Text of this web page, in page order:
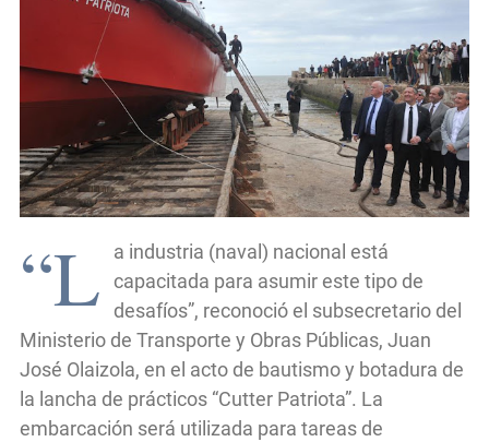
“L
a industria (naval) nacional está
capacitada para asumir este tipo de
desafíos”, reconoció el subsecretario del
Ministerio de Transporte y Obras Públicas, Juan
José Olaizola, en el acto de bautismo y botadura de
la lancha de prácticos “Cutter Patriota”. La
embarcación será utilizada para tareas de